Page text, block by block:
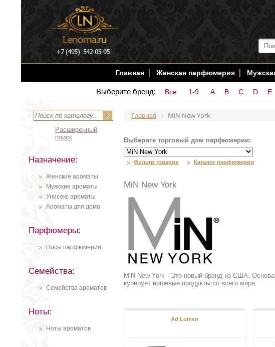
Главная Женская парфюмерия
Выберите бренд: Все 1-9 A B C D E
Расширенный
поиск
Назначение:
Женские ароматы
Мужские ароматы
Унисекс ароматы
Ароматы для дома
Парфюмеры:
Носы парфюмерии
Семейства:
Семейства ароматов
Ноты:
Ноты ароматов
Главная MiN New York
Выберите торговый дом парфюмерии:
Фильтр товаров Каталог парфюмерии
MiN New York
MiN New York - Это новый бренд из США.
курирует нишевые продукты со всего мира.
Ad Lumen